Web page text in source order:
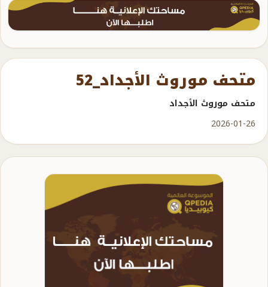
متحف موروث الأجداد_52
متحف موروث الأجداد
2026-01-26